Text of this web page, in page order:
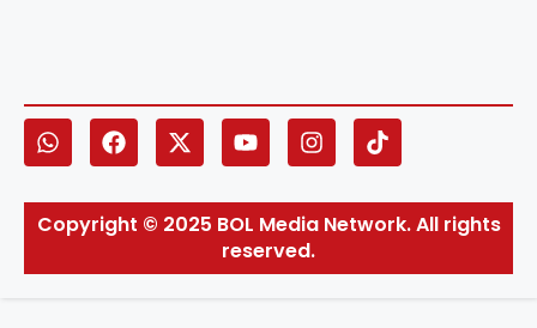
Copyright © 2025 BOL Media Network. All rights
reserved.